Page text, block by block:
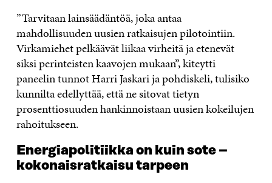
”Tarvitaan lainsäädäntöä, joka antaa
mahdollisuuden uusien ratkaisujen pilotointiin.
Virkamiehet pelkäävät liikaa virheitä ja etenevät
siksi perinteisten kaavojen mukaan”, kiteytti
paneelin tunnot Harri Jaskari ja pohdiskeli, tulisiko
kunnilta edellyttää, että ne sitovat tietyn
prosenttiosuuden hankinnoistaan uusien kokeilujen
rahoitukseen.
Energiapolitiikka on kuin sote –
kokonaisratkaisu tarpeen